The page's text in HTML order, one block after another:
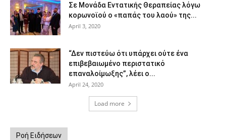
Σε Μονάδα Εντατικής Θεραπείας λόγω
κορωνοϊού ο «παπάς του λαού» της...
April 3, 2020
“Δεν πιστεύω ότι υπάρχει ούτε ένα
επιβεβαιωμένο περιστατικό
επαναλοίμωξης”, λέει ο...
April 24, 2020
Load more
Ροή Ειδήσεων